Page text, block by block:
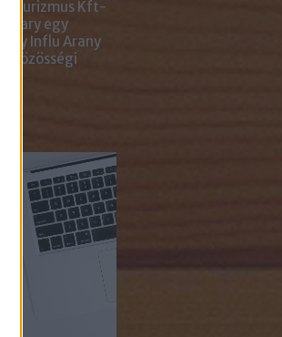
Turizmus Kft-
egy
egy Influ Arany
közösségi